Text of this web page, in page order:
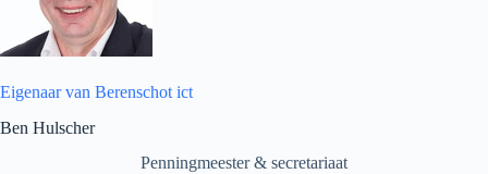
Eigenaar van Berenschot ict
Ben Hulscher
Penningmeester & secretariaat